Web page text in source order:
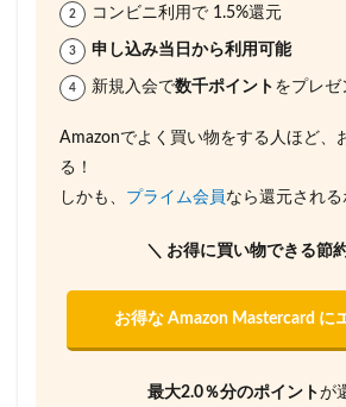
コンビニ利用で 1.5%還元
申し込み当日から利用可能
新規入会で数千ポイント をプレゼ
Amazonでよく買い物をする人ほど、
る！
しかも、 プライム会員 なら還元される
＼ お得に買い物できる節
お得な Amazon Mastercard に
最大2.0％分のポイントが